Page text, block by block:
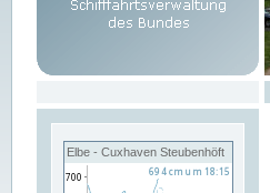
Elbe - Cuxhaven Steubenhöft